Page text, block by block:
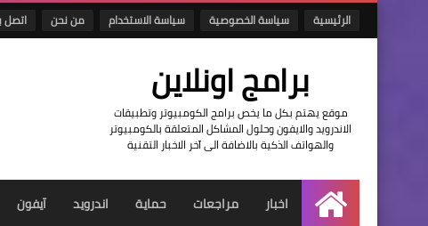
الرئيسية سياسة الخصوصية سياسة الاستخدام من نحن اتصل
برامج اونلاين
موقع يهتم بكل ما يخص برامج الكومبيوتر وتطبيقات
الاندرويد والايفون وحلول المشاكل المتعلقة بالكومبيوتر
والهواتف الذكية بالاضافة الى آخر الاخبار التقنية
الرئيسية
اخبار مراجعات حماية اندرويد آيفون